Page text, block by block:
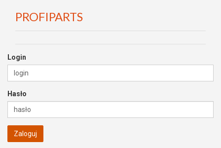
PROFIPARTS
Login
Hasło
Zaloguj